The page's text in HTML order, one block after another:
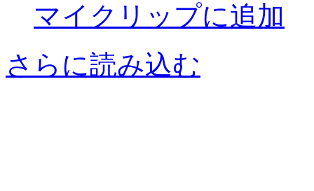
マイクリップに追加
さらに読み込む